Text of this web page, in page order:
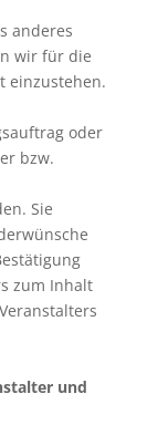
anderes
wir für die
einzustehen.
oder
bzw.
Sie
zum Inhalt
und